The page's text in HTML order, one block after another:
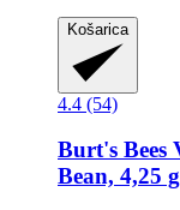
Košarica
4.4 (54)
Burt's Bees
Bean, 4,25 g